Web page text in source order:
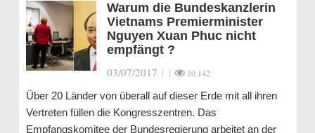
Warum die Bundeskanzlerin
Vietnams Premierminister
Nguyen Xuan Phuc nicht
empfängt ?
03/07/2017 | | 10.142
Über 20 Länder von überall auf dieser Erde mit all ihren
Vertreten füllen die Kongresszentren. Das
Empfangskomitee der Bundesregierung arbeitet an der